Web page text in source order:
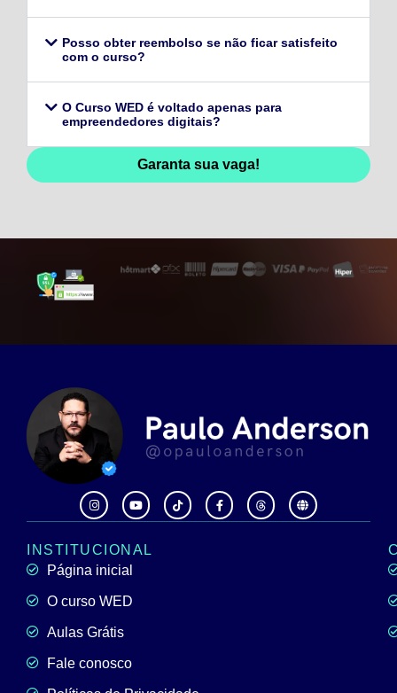
Posso obter reembolso se não ficar satisfeito
com o curso?
O Curso WED é voltado apenas para
empreendedores digitais?
Garanta sua vaga!
INSTITUCIONAL
Página inicial
O curso WED
Aulas Grátis
Fale conosco